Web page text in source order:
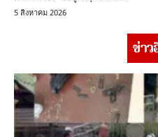
5 สิงหาคม 2026
ข่า